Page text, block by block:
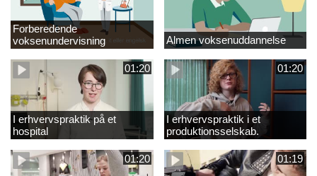
Forberedende
voksenundervisning
Almen voksenuddannelse
01:20
I erhvervspraktik på et
hospital
01:20
I erhvervspraktik i et
produktionsselskab.
01:20 01:19